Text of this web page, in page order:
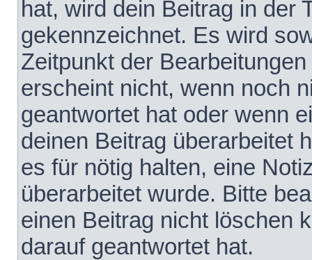
hat, wird dein Beitrag in der
gekennzeichnet. Es wird
Zeitpunkt der
erscheint nicht, wenn noch
geantwortet hat oder wenn
deinen Beitrag überarbeitet
es für nötig halten, eine
überarbeitet wurde. Bitte
einen Beitrag nicht löschen
darauf geantwortet hat.